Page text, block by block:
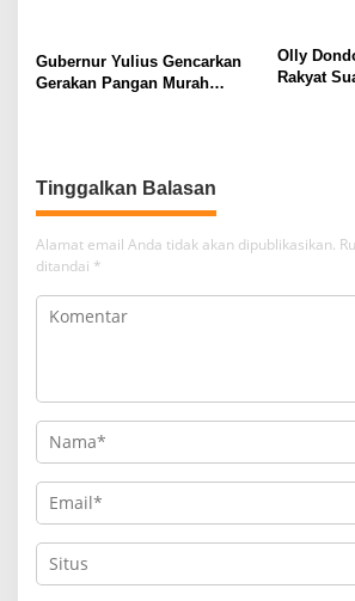
Gubernur Yulius Gencarkan
Gerakan Pangan Murah
Olly
Rakyat
Tinggalkan Balasan
Alamat email Anda tidak akan dipublikasikan.
ditandai *